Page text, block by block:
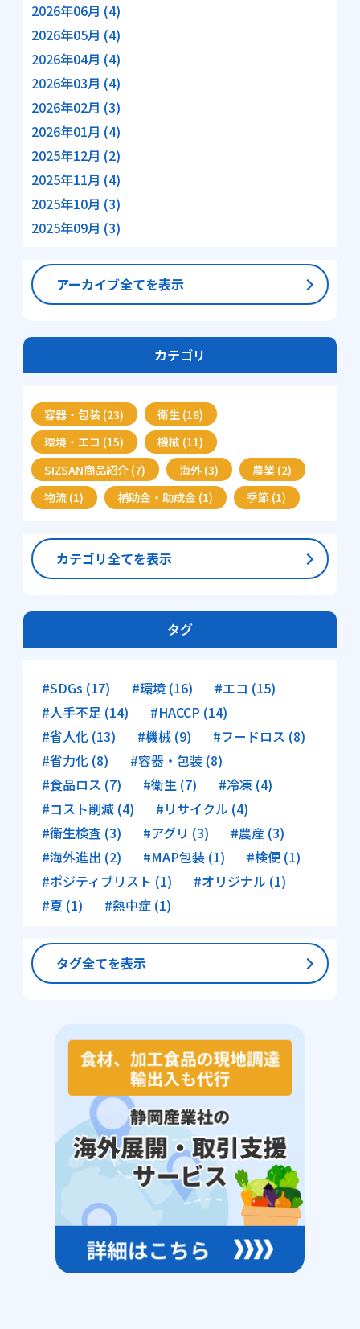
2026年06月 (4)
2026年05月 (4)
2026年04月 (4)
2026年03月 (4)
2026年02月 (3)
2026年01月 (4)
2025年12月 (2)
2025年11月 (4)
2025年10月 (3)
2025年09月 (3)
アーカイブ全てを表示
カテゴリ
容器・包装 (23)
衛生 (18)
環境・エコ (15)
機械 (11)
SIZSAN商品紹介 (7)
海外 (3)
農業 (2)
物流 (1)
補助金・助成金 (1) 季節 (1)
カテゴリ全てを表示
タグ
#SDGs (17) #環境 (16)
#エコ (15)
#人手不足 (14)
#HACCP (14)
#省人化 (13)
#機械 (9)
#フードロス (8)
#省力化 (8)
#容器・包装 (8)
#食品ロス (7)
#衛生 (7)
#冷凍 (4)
#コスト削減 (4)
#リサイクル (4)
#衛生検査 (3)
#アグリ (3)
#農産 (3)
#海外進出 (2)
#MAP包装 (1)
#検便 (1)
#ポジティブリスト (1)
#オリジナル (1)
#夏 (1)
#熱中症 (1)
タグ全てを表示